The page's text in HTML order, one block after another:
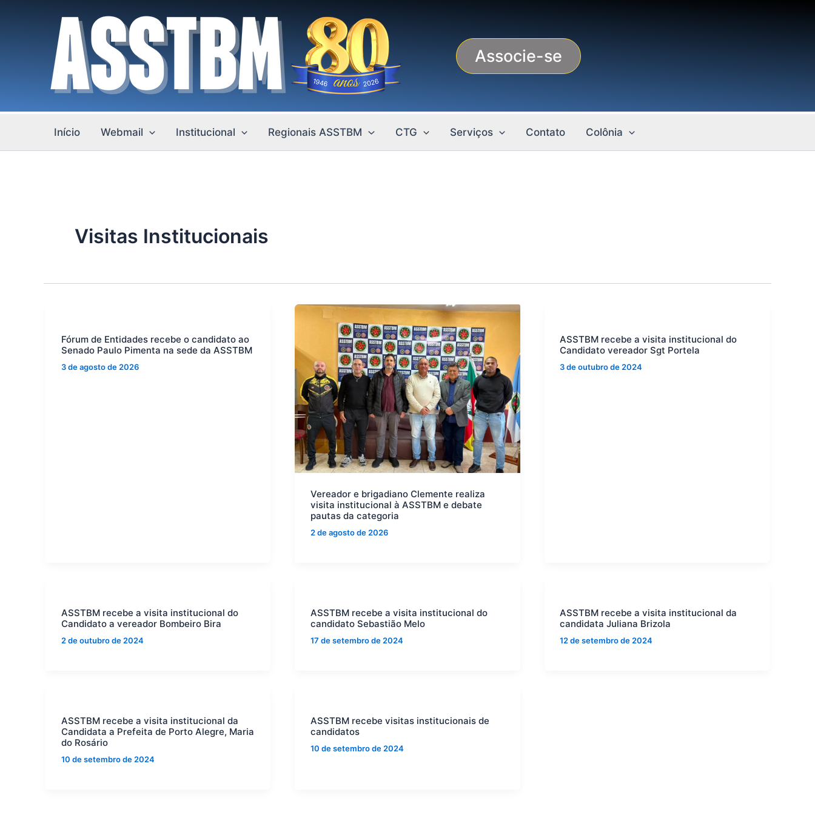
Associe-se
Início Webmail Institucional Regionais ASSTBM CTG Serviços Contato Colônia
Visitas Institucionais
Fórum de Entidades recebe o candidato ao
Senado Paulo Pimenta na sede da ASSTBM
3 de agosto de 2026
Vereador e brigadiano Clemente realiza
visita institucional à ASSTBM e debate
pautas da categoria
2 de agosto de 2026
ASSTBM recebe a visita institucional do
Candidato vereador Sgt Portela
3 de outubro de 2024
ASSTBM recebe a visita institucional do
Candidato a vereador Bombeiro Bira
2 de outubro de 2024
ASSTBM recebe a visita institucional do
candidato Sebastião Melo
17 de setembro de 2024
ASSTBM recebe a visita institucional da
candidata Juliana Brizola
12 de setembro de 2024
ASSTBM recebe a visita institucional da
Candidata a Prefeita de Porto Alegre, Maria
do Rosário
10 de setembro de 2024
ASSTBM recebe visitas institucionais de
candidatos
10 de setembro de 2024